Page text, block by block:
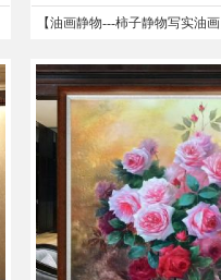
【油画静物---柿子静物写实油画